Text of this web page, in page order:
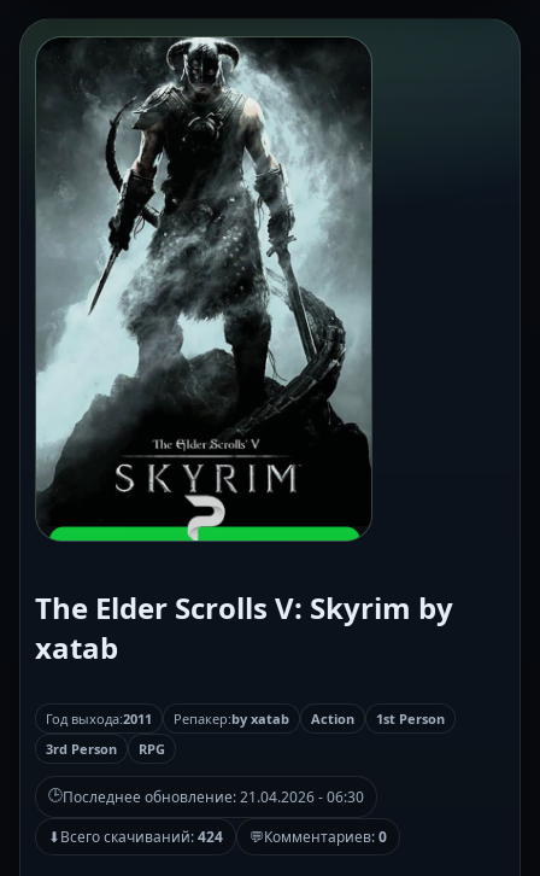
The Elder Scrolls V: Skyrim by
xatab
Год выхода:2011 Репакер:by xatab Action
1st Person
3rd Person
RPG
🕒Последнее обновление:21.04.2026 - 06:30
⬇Всего скачиваний:424 💬Комментариев:0